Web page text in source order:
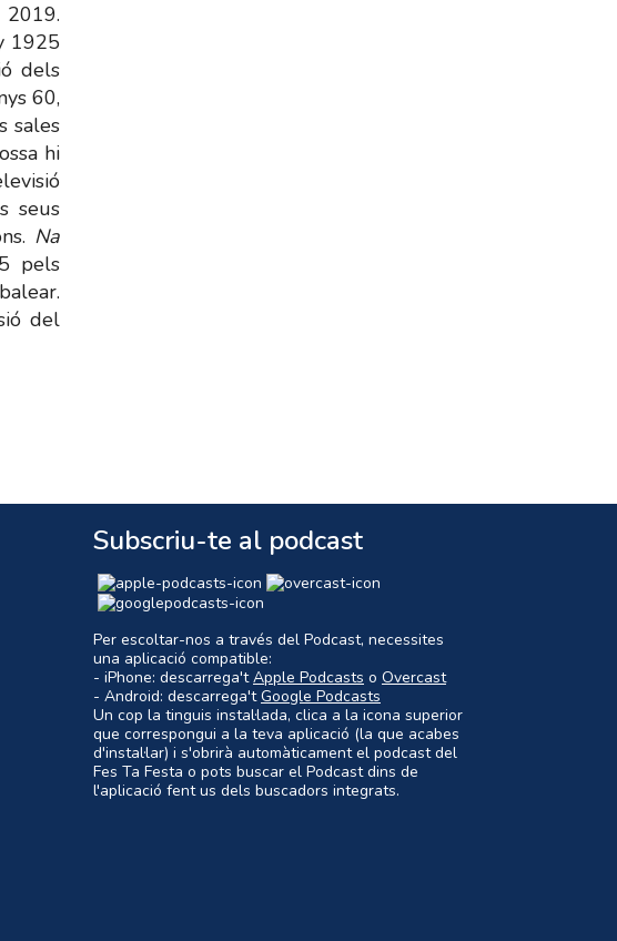
1925
dels
60,
sales
hi
seus
Na
pels
del
Subscriu-te al podcast
Per escoltar-nos a través del Podcast, necessites
una aplicació compatible:
- iPhone: descarrega'tApple Podcasts o Overcast
- Android: descarrega'tGoogle Podcasts
Un cop la tinguis instal·lada, clica a la icona superior
que correspongui a la teva aplicació (la que acabes
d'instal·lar) i s'obrirà automàticament el podcast del
Fes Ta Festa o pots buscar el Podcast dins de
l'aplicació fent us dels buscadors integrats.